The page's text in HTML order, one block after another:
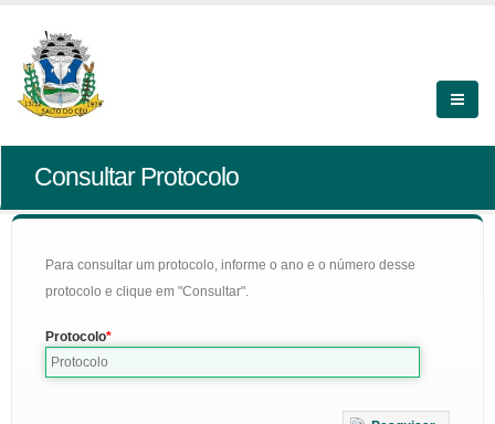
Consultar Protocolo
Para consultar um protocolo, informe o ano e o número desse
protocolo e clique em "Consultar".
Protocolo